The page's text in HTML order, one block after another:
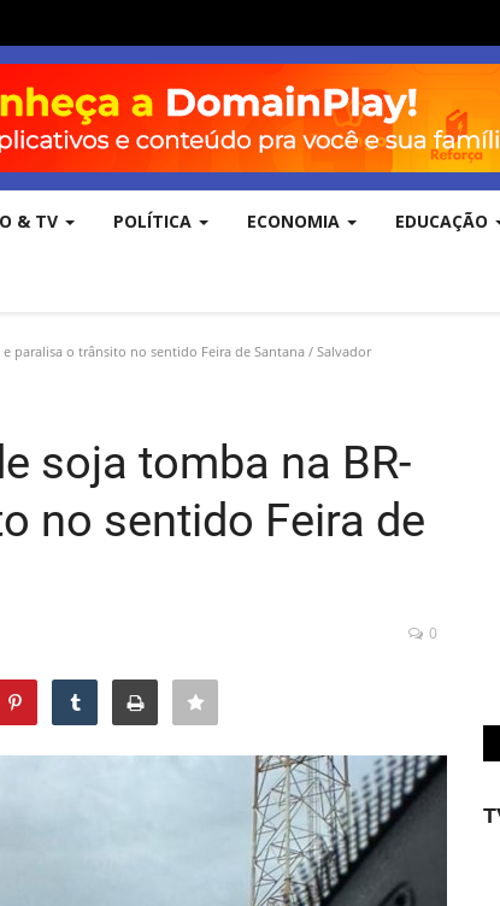
& TV POLÍTICA ECONOMIA EDUCAÇÃO
paralisa o trânsito no sentido Feira de Santana / Salvador
soja tomba na BR-
no sentido Feira de
0